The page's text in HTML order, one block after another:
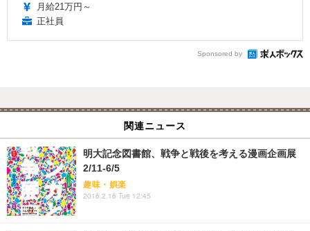
月給21万円～
正社員
Sponsored by
関連ニュース
明大記念図書館、戦争と戦後を考える漫画企画展
2/11-6/5
趣味・娯楽
2016.2.16 Tue 12:45